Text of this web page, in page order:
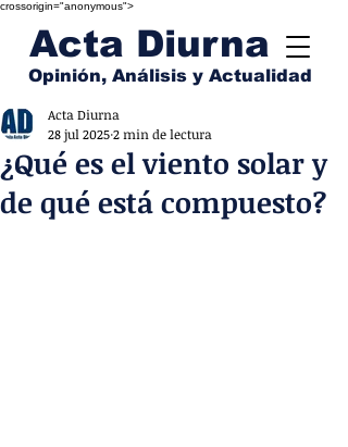
crossorigin="anonymous">
Acta Diurna
Opinión, Análisis y Actualidad
¿Qué es el viento solar y
de qué está compuesto?
Acta Diurna
28 jul 20252 min de lectura